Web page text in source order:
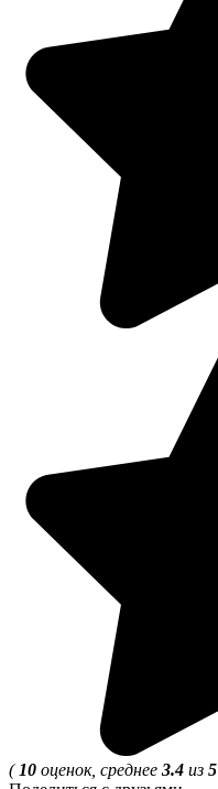
( 10 оценок, среднее 3.4 из 5